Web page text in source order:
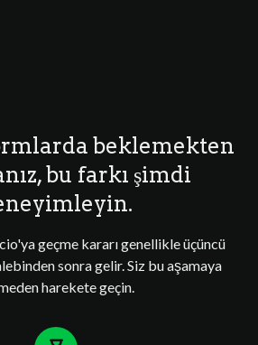
beklemekten
bu farkı şimdi
geçme kararı genellikle üçüncü
sonra gelir. Siz bu aşamaya
harekete geçin.